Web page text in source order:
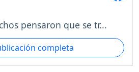
pensaron que se tr...
completa